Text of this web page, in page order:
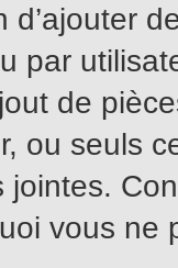
d’ajouter
par
de
ou seuls
vous ne